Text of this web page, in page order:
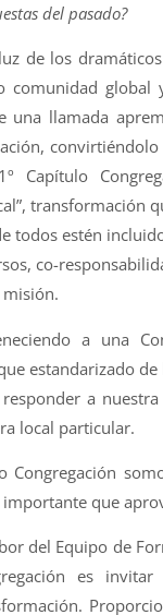
del pasado?
de los
comunidad global
una llamada
Capítulo
transformación
todos estén
co-
misión.
a una
estandarizado
responder a
local particular.
Congregación
que
del Equipo de
es